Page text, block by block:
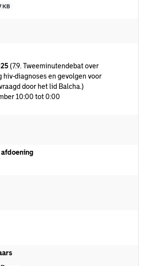
KB
(7.9. Tweeminutendebat over
hiv-diagnoses en gevolgen voor
door het lid Balcha.)
10:00 tot 0:00